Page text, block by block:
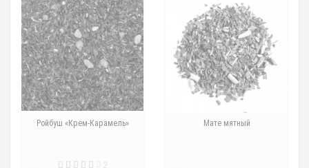
Ройбуш «Крем-Карамель» Мате мятный